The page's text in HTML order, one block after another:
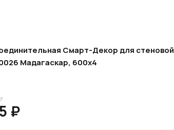
Смарт-Декор для стеновой
Мадагаскар, 600x4
₽